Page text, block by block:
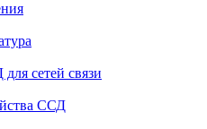
сетей связи
ССД